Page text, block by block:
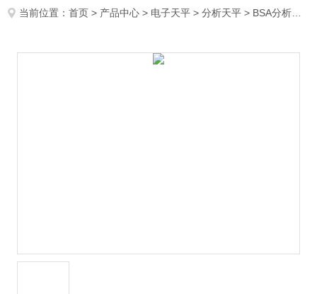
当前位置：首页 > 产品中心 > 电子天平 >分析天平 > BSA分析天平Sartorius赛多利斯分析天平BSA423S